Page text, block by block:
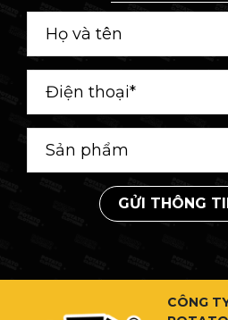
GỬI THÔNG
CÔNG